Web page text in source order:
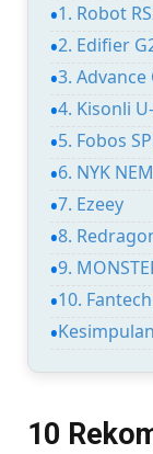
1. Robot
2. Edifier
3. Advance
4. Kisonli
5. Fobos
6. NYK
7. Ezeey
8.
9.
10.
Kesimpulan
10